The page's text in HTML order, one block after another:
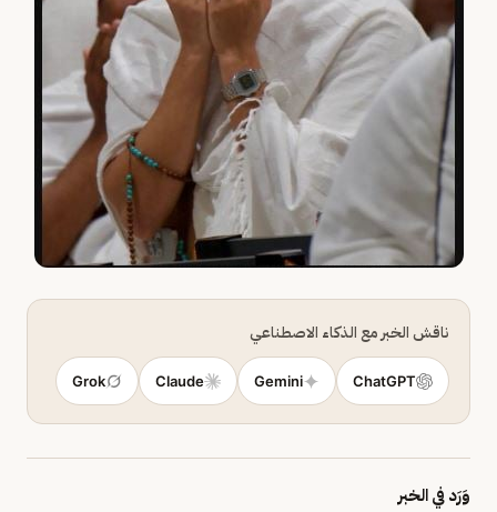
ناقش الخبر مع الذكاء الاصطناعي
ChatGPT
Gemini
Claude
Grok
وَرَد في الخبر